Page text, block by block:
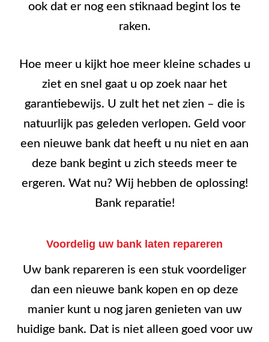
ook dat er nog een stiknaad begint los te
raken.
Hoe meer u kijkt hoe meer kleine schades u
ziet en snel gaat u op zoek naar het
garantiebewijs. U zult het net zien – die is
natuurlijk pas geleden verlopen. Geld voor
een nieuwe bank dat heeft u nu niet en aan
deze bank begint u zich steeds meer te
ergeren. Wat nu? Wij hebben de oplossing!
Bank reparatie!
Voordelig uw bank laten repareren
Uw bank repareren is een stuk voordeliger
dan een nieuwe bank kopen en op deze
manier kunt u nog jaren genieten van uw
huidige bank. Dat is niet alleen goed voor uw